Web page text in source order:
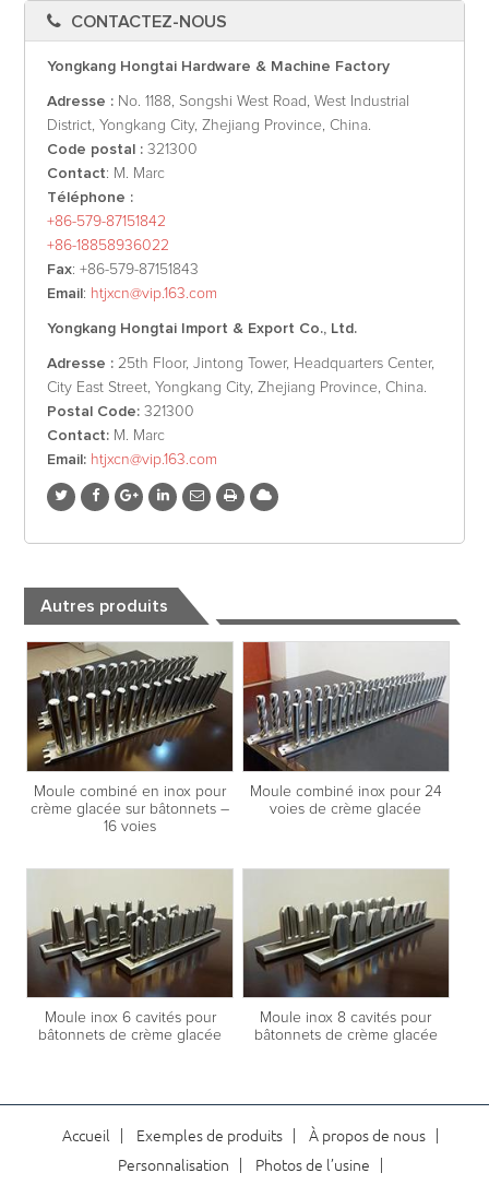
CONTACTEZ-NOUS
Yongkang Hongtai Hardware & Machine Factory
Adresse : No. 1188, Songshi West Road, West Industrial
District, Yongkang City, Zhejiang Province, China.
Code postal : 321300
Contact: M. Marc
Téléphone :
+86-579-87151842
+86-18858936022
Fax: +86-579-87151843
Email : htjxcn@vip.163.com
Yongkang Hongtai Import & Export Co., Ltd.
Adresse : 25th Floor, Jintong Tower, Headquarters Center,
City East Street, Yongkang City, Zhejiang Province, China.
Postal Code: 321300
Contact: M. Marc
Email: htjxcn@vip.163.com
Autres produits
Moule combiné en inox pour
crème glacée sur bâtonnets –
16 voies
Moule combiné inox pour 24
voies de crème glacée
Moule inox 6 cavités pour
bâtonnets de crème glacée
Moule inox 8 cavités pour
bâtonnets de crème glacée
Accueil Exemples de produits
À propos de nous
Personnalisation
Photos de l’usine